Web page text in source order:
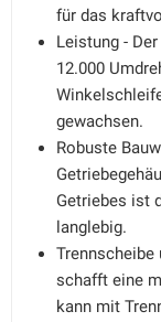
für das
Leistung -
12.000
gewachsen.
Robuste
Getriebes ist
langlebig.
schafft eine
kann mit